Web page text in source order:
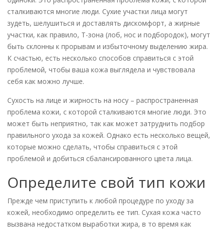
сталкиваются многие люди. Сухие участки лица могут
зудеть, шелушиться и доставлять дискомфорт, а жирные
участки, как правило, Т-зона (лоб, нос и подбородок), могут
быть склонны к прорывам и избыточному выделению жира.
К счастью, есть несколько способов справиться с этой
проблемой, чтобы ваша кожа выглядела и чувствовала
себя как можно лучше.
Сухость на лице и жирность на носу – распространенная
проблема кожи, с которой сталкиваются многие люди. Это
может быть неприятно, так как может затруднить подбор
правильного ухода за кожей. Однако есть несколько вещей,
которые можно сделать, чтобы справиться с этой
проблемой и добиться сбалансированного цвета лица.
Определите свой тип кожи
Прежде чем приступить к любой процедуре по уходу за
кожей, необходимо определить ее тип. Сухая кожа часто
вызвана недостатком выработки жира, в то время как